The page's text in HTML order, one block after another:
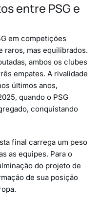
entre PSG e
em competições
raros, mas equilibrados.
ambos os clubes
empates. A rivalidade
últimos anos,
quando o PSG
conquistando
final carrega um peso
as equipes. Para o
do projeto de
de sua posição